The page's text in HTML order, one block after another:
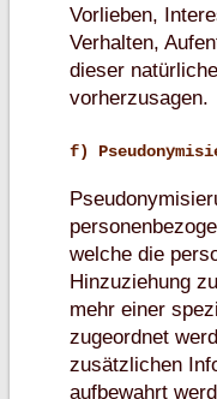
Vorlieben,
Verhalten,
dieser
vorherzusagen.
f)
welche die
Hinzuziehung
mehr einer
zugeordnet
zusätzlichen
aufbewahrt